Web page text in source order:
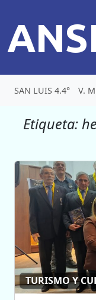
SAN LUIS 4.4° V.
Etiqueta:
TURISMO Y